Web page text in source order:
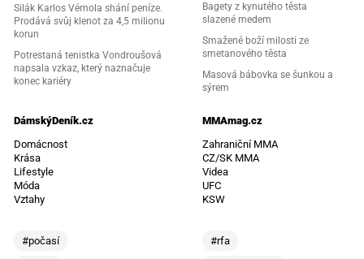
Silák Karlos Vémola shání peníze.
Prodává svůj klenot za 4,5 milionu
korun
Potrestaná tenistka Vondroušová
napsala vzkaz, který naznačuje
konec kariéry
Bagety z kynutého těsta
slazené medem
Smažené boží milosti ze
smetanového těsta
Masová bábovka se šunkou a
sýrem
DámskýDeník.cz
Domácnost
Krása
Lifestyle
Móda
Vztahy
#počasí
MMAmag.cz
Zahraniční MMA
CZ/SK MMA
Videa
UFC
KSW
#rfa